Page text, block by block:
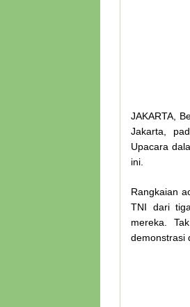
JAKARTA,
Jakarta,
Upacara
ini.
Rangkaian
TNI dari
mereka.
demonstrasi